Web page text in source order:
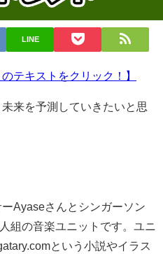
LINE
テキストをクリック！】
来を予測していきたいと思
Ayaseさんとシンガーソン
組の音楽ユニットです。ユニ
という小説やイラス